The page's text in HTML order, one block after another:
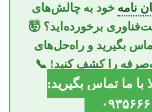
نامه خود به چالش‌های
برخورده‌اید؟ 🤯
بگیرید و راه‌حل‌های
را کشف کنید! 📞
با ما تماس بگیرید: